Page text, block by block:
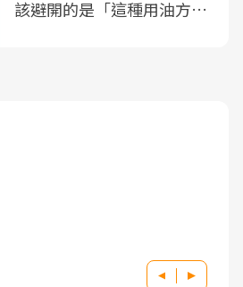
該避開的是「這種用油方